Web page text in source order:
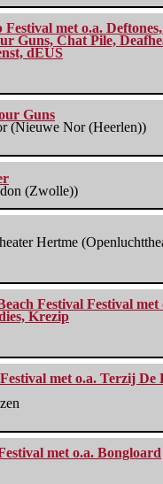
met o.a.
Guns, Chat Pile,
dEUS
Guns
(Nieuwe Nor (Heerlen))
(Zwolle))
Hertme
Festival Festival met
Krezip
met o.a. Terzij De
met o.a. Bongloard